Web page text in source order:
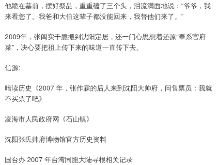
他跪在墓前，摆好祭品，重重磕了三个头，泪流满面地说：“爷爷，我
来看您了。我爸和大伯这辈子都没能回来，我替他们来了。”
2009年，张闾实干脆搬到沈阳定居，还一门心思想着还原“奉系官府
菜”，决心要把祖上传下来的味道一直传下去。
信源:
暗读历史《2007 年，张作霖的后人来到沈阳大帅府，问售票员：我就
不买票了吧》
凌海市人民政府网《石山镇》
沈阳张氏帅府博物馆官方历史资料
国台办 2007 年台湾同胞大陆寻根相关记录